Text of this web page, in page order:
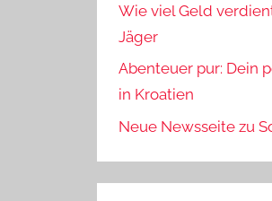
Wie viel Geld
Jäger
Abenteuer pur: Dein
in Kroatien
Neue Newsseite zu